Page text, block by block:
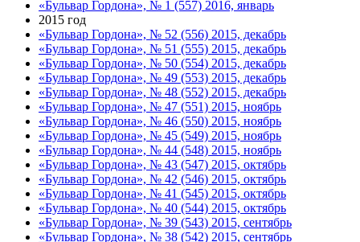
«Бульвар Гордона», № 1 (557) 2016, январь
2015 год
«Бульвар Гордона», № 52 (556) 2015, декабрь
«Бульвар Гордона», № 51 (555) 2015, декабрь
«Бульвар Гордона», № 50 (554) 2015, декабрь
«Бульвар Гордона», № 49 (553) 2015, декабрь
«Бульвар Гордона», № 48 (552) 2015, декабрь
«Бульвар Гордона», № 47 (551) 2015, ноябрь
«Бульвар Гордона», № 46 (550) 2015, ноябрь
«Бульвар Гордона», № 45 (549) 2015, ноябрь
«Бульвар Гордона», № 44 (548) 2015, ноябрь
«Бульвар Гордона», № 43 (547) 2015, октябрь
«Бульвар Гордона», № 42 (546) 2015, октябрь
«Бульвар Гордона», № 41 (545) 2015, октябрь
«Бульвар Гордона», № 40 (544) 2015, октябрь
«Бульвар Гордона», № 39 (543) 2015, сентябрь
«Бульвар Гордона», № 38 (542) 2015, сентябрь